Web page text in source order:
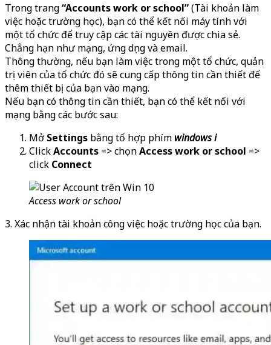
Trong trang“Accounts work or school”(Tài khoản làm
việc hoặc trường học), bạn có thể kết nối máy tính với
một tổ chức để truy cập các tài nguyên được chia sẻ.
Chẳng hạn như mạng, ứng dụng và email.
Thông thường, nếu bạn làm việc trong một tổ chức, quản
trị viên của tổ chức đó sẽ cung cấp thông tin cần thiết để
thêm thiết bị của bạn vào mạng.
Nếu bạn có thông tin cần thiết, bạn có thể kết nối với
mạng bằng các bước sau:
MởSettings bằng tổ hợp phím windows i
ClickAccounts => chọnAccess work or school =>
click Connect
Access work or school
3. Xác nhận tài khoản công việc hoặc trường học của bạn.